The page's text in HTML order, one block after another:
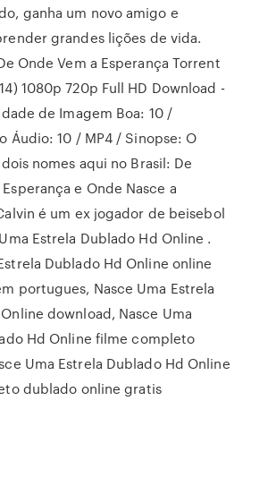
ganha um novo amigo e
grandes lições de vida.
Onde Vem a Esperança Torrent
1080p 720p Full HD Download -
de Imagem Boa: 10 /
Áudio: 10 / MP4 / Sinopse: O
nomes aqui no Brasil: De
e Onde Nasce a
é um ex jogador de beisebol
Estrela Dublado Hd Online .
Dublado Hd Online online
portugues, Nasce Uma Estrela
download, Nasce Uma
Hd Online filme completo
Uma Estrela Dublado Hd Online
dublado online gratis